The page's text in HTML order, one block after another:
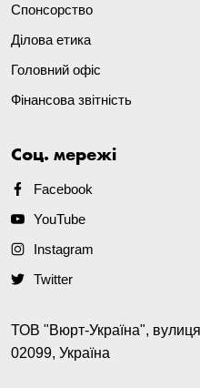
Спонсорство
Ділова етика
Головний офіс
Фінансова звітність
Соц. мережі
Facebook
YouTube
Instagram
Twitter
ТОВ "Вюрт-Україна",
02099, Україна